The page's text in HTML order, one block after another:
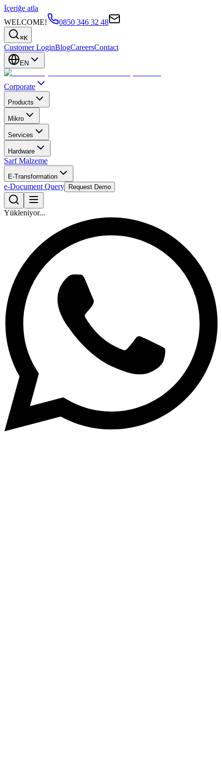
İçeriğe atla
WELCOME!
0850 346 32 48
⌘K
Customer LoginBlogCareersContact
EN
Corporate
Products
Mikro
Services
Hardware
Sarf Malzeme
E-Transformation
e-Document Query Request Demo
Yükleniyor...